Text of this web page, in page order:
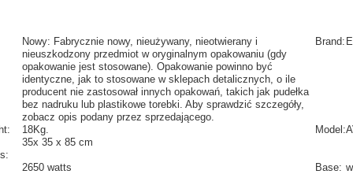
Nowy: Fabrycznie nowy, nieużywany, nieotwierany i
nieuszkodzony przedmiot w oryginalnym opakowaniu (gdy
opakowanie jest stosowane). Opakowanie powinno być
identyczne, jak to stosowane w sklepach detalicznych, o ile
producent nie zastosował innych opakowań, takich jak pudełka
bez nadruku lub plastikowe torebki. Aby sprawdzić szczegóły,
zobacz opis podany przez sprzedającego.
Brand:
18Kg. Model:
35x 35 x 85 cm
2650 watts Base: